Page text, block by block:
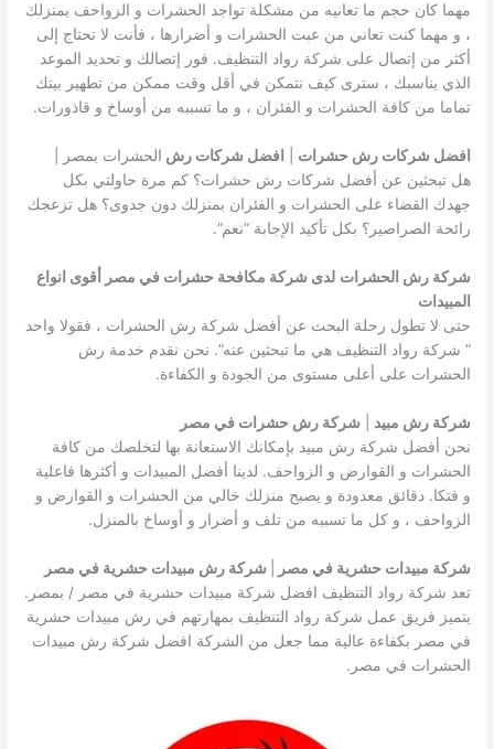
مهما كان حجم ما تعانيه من مشكلة تواجد الحشرات و الزواحف بمنزلك
، و مهما كنت تعاني من عبت الحشرات و أضرارها ، فأنت لا تحتاج إلى
أكثر من إتصال على شركة رواد التنظيف. فور إتصالك و تحديد الموعد
الذي يناسبك ، سترى كيف نتمكن في أقل وقت ممكن من تطهير بيتك
تماما من كافة الحشرات و الفئران ، و ما تسببه من أوساخ و قاذورات.
افضل شركات رش حشرات افضل شركات رش الحشرات بمصر |
هل تبحثين عن أفضل شركات رش حشرات؟ كم مرة حاولتي بكل
جهدك القضاء على الحشرات و الفئران بمنزلك دون جدوى؟ هل تزعجك
رائحة الصراصير؟ بكل تأكيد الإجابة “نعم”.
شركة رش الحشرات لدى شركة مكافحة حشرات في مصر أقوى انواع
المبيدات
حتى لا تطول رحلة البحث عن أفضل شركة رش الحشرات ، فقولا واحد
” شركة رواد التنظيف هي ما تبحثين عنه”. نحن نقدم خدمة رش
الحشرات على أعلى مستوى من الجودة و الكفاءة.
شركة رش مبيد
شركة رش حشرات في مصر
نحن أفضل شركة رش مبيد بإمكانك الاستعانة بها لتخلصك من كافة
الحشرات و القوارض و الزواحف. لدينا أفضل المبيدات و أكثرها فاعلية
و فتكا. دقائق معدودة و يصبح منزلك خالي من الحشرات و القوارض و
الزواحف ، و كل ما تسببه من تلف و أضرار و أوساخ بالمنزل.
شركة مبيدات حشرية في مصر
شركة رش مبيدات حشرية في مصر
تعد شركة رواد التنظيف افضل شركة مبيدات حشرية في مصر / بمصر.
يتميز فريق عمل شركة رواد التنظيف بمهارتهم في رش مبيدات حشرية
في مصر بكفاءة عالية مما جعل من الشركة افضل شركة رش مبيدات
الحشرات في مصر.